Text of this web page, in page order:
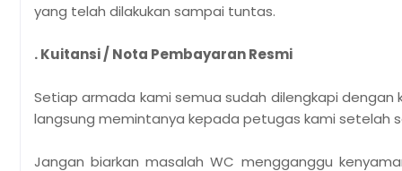
yang telah dilakukan sampai tuntas.
. Kuitansi / Nota Pembayaran Resmi
Setiap armada kami semua sudah dilengkapi
langsung memintanya kepada petugas kami setelah
Jangan biarkan masalah WC mengganggu